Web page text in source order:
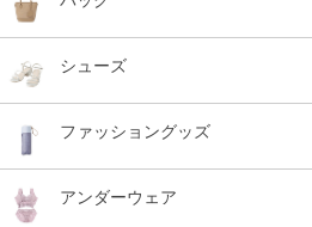
シューズ
ファッショングッズ
アンダーウェア